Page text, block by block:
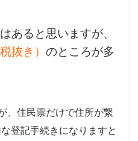
あると思いますが、
抜き） のところが多
、住民票だけで住所が繋
登記手続きになりますと